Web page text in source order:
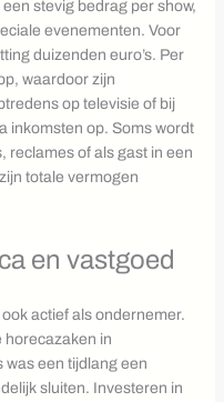
stevig bedrag per show,
evenementen. Voor
duizenden euro’s. Per
waardoor zijn
op televisie of bij
inkomsten op. Soms wordt
reclames of als gast in een
totale vermogen
en vastgoed
actief als ondernemer.
horecazaken in
een tijdlang een
sluiten. Investeren in